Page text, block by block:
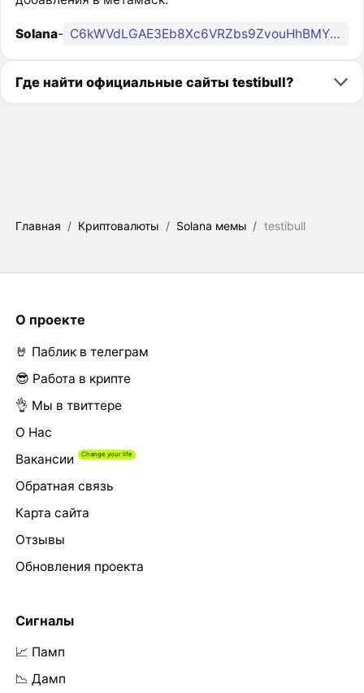
Solana- C6kWVdLGAE3Eb8Xc6VRZbs9ZvouHhBMYbhd4BVagD4Da
Где найти официальные сайты testibull?
Главная / Криптовалюты / Solana мемы / testibull
О проекте
🤘 Паблик в телеграм
😎 Работа в крипте
👌 Мы в твиттере
О Нас
Вакансии
Обратная связь
Карта сайта
Отзывы
Обновления проекта
Сигналы
📈 Памп
📉 Дамп